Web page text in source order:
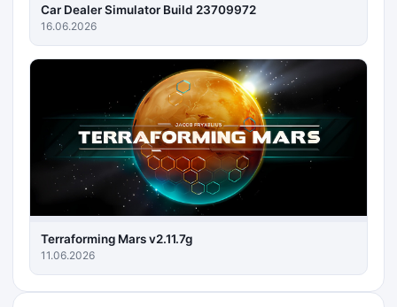
Car Dealer Simulator Build 23709972
16.06.2026
Terraforming Mars v2.11.7g
11.06.2026